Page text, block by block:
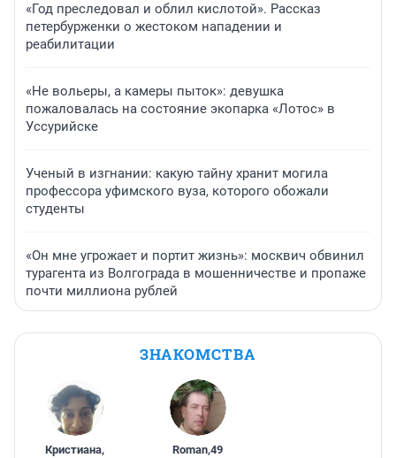
«Год преследовал и облил кислотой». Рассказ
петербурженки о жестоком нападении и
реабилитации
«Не вольеры, а камеры пыток»: девушка
пожаловалась на состояние экопарка «Лотос» в
Уссурийске
Ученый в изгнании: какую тайну хранит могила
профессора уфимского вуза, которого обожали
студенты
«Он мне угрожает и портит жизнь»: москвич обвинил
турагента из Волгограда в мошенничестве и пропаже
почти миллиона рублей
ЗНАКОМСТВА
Кристиана,
Roman,49